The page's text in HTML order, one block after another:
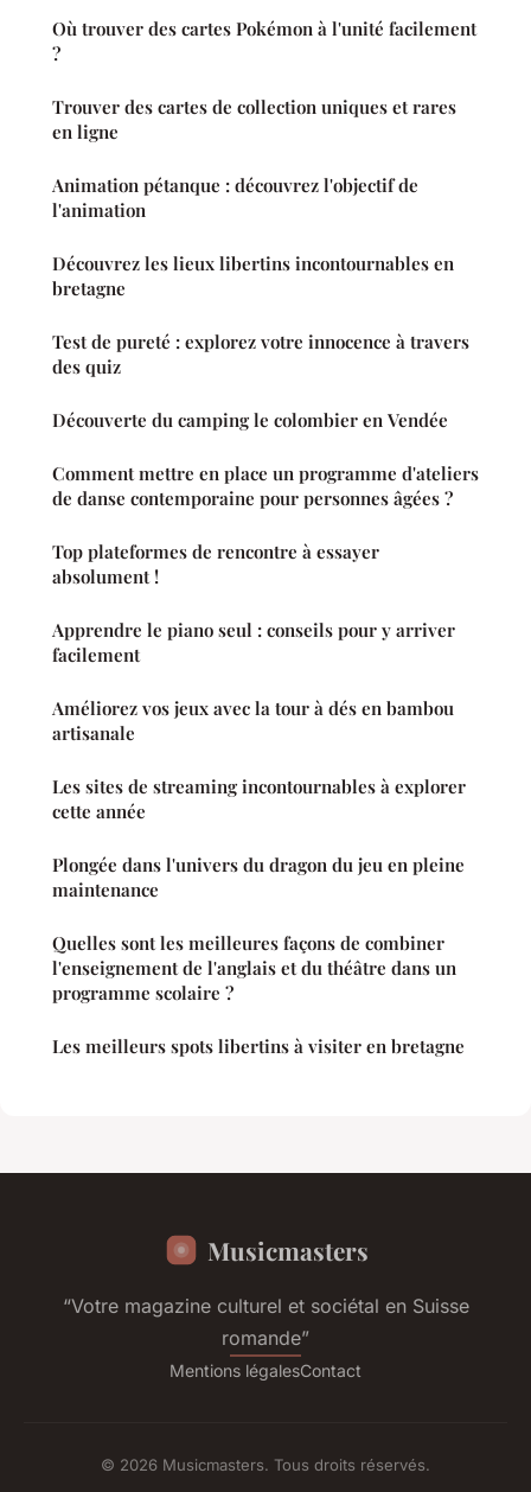
Où trouver des cartes Pokémon à l'unité facilement
?
Trouver des cartes de collection uniques et rares
en ligne
Animation pétanque : découvrez l'objectif de
l'animation
Découvrez les lieux libertins incontournables en
bretagne
Test de pureté : explorez votre innocence à travers
des quiz
Découverte du camping le colombier en Vendée
Comment mettre en place un programme d'ateliers
de danse contemporaine pour personnes âgées ?
Top plateformes de rencontre à essayer
absolument !
Apprendre le piano seul : conseils pour y arriver
facilement
Améliorez vos jeux avec la tour à dés en bambou
artisanale
Les sites de streaming incontournables à explorer
cette année
Plongée dans l'univers du dragon du jeu en pleine
maintenance
Quelles sont les meilleures façons de combiner
l'enseignement de l'anglais et du théâtre dans un
programme scolaire ?
Les meilleurs spots libertins à visiter en bretagne
Musicmasters
“Votre magazine culturel et sociétal en Suisse
romande”
Mentions légalesContact
© 2026 Musicmasters. Tous droits réservés.